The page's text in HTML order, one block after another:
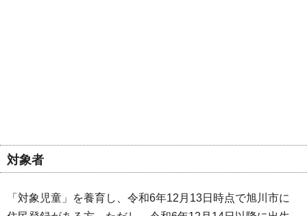
対象者
「対象児童」を養育し、令和6年12月13日時点で旭川市に